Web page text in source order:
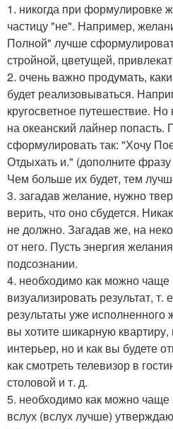
1. никогда при формулировке
частицу "не". Например,
Полной" лучше
стройной, цветущей,
2. очень важно продумать,
будет реализовываться.
кругосветное путешествие.
на океанский лайнер
сформулировать так: "Хочу
Отдыхать и." (дополните
Чем больше их будет, тем
3. загадав желание, нужно
верить, что оно сбудется.
не должно. Загадав же, на
от него. Пусть энергия
подсознании.
4. необходимо как можно чаще
визуализировать результат, т.
результаты уже
вы хотите шикарную квартиру,
интерьер, но и как вы будете
как смотреть телевизор в
столовой и т. д.
5. необходимо как можно чаще
вслух (вслух лучше)